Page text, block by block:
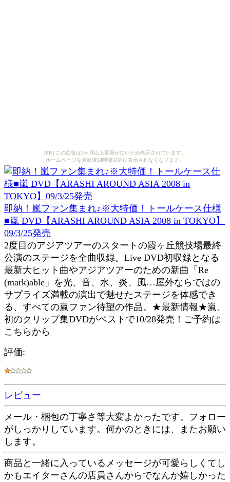
[PR] この広告は3ヶ月以上更新がないため表示されています。
ホームページを更新後24時間以内に表示されなくなります。
即納！嵐ファン集まれ♪※大特価！トールケース仕様
■嵐 DVD【ARASHI AROUND ASIA 2008 in TOKYO】
09/3/25発売
2度目のアジアツアーのスタートの霞ヶ丘競技場最終
公演のステージを全曲収録。Live DVD初収録となる
最新大ヒット曲やアジアツアーのための新曲「Re
(mark)able」を光、音、水、炎、風…屋外ならではの
サプライズ満載の演出で魅せたステージを体感でき
る、すべての嵐ファン待望の作品。★最新情報★嵐、
初のクリップ集DVDがベストで10/28発売！ご予約は
こちらから
評価:
レビュー
メール・梱包の丁寧さ等大変よかったです。フォロー
がしっかりしています。何かのときには、またお願い
します。
商品と一緒に入っているメッセージが可愛らしくてし
かもエイターさんの店員さんからでなんか嬉しかった